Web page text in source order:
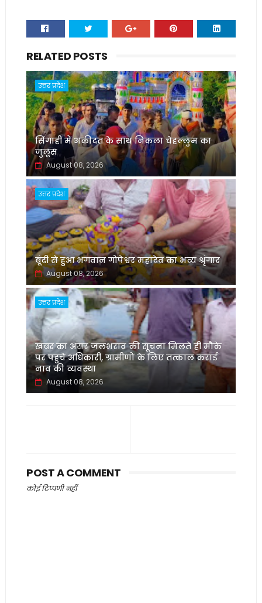
RELATED POSTS
उत्तर प्रदेश
सिंगाही में अकीदत के साथ निकला चेहल्लुम का
जुलूस
August 08, 2026
उत्तर प्रदेश
बूंदी से हुआ भगवान गोपेश्वर महादेव का भव्य श्रृंगार
August 08, 2026
उत्तर प्रदेश
खबर का असर जलभराव की सूचना मिलते ही मौके
पर पहुंचे अधिकारी, ग्रामीणों के लिए तत्काल कराई
नाव की व्यवस्था
August 08, 2026
POST A COMMENT
कोई टिप्पणी नहीं